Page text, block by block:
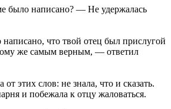
было написано? — Не удержалась
что твой отец был прислугой
же самым верным, — ответил
этих слов: не знала, что и сказать.
и побежала к отцу жаловаться.